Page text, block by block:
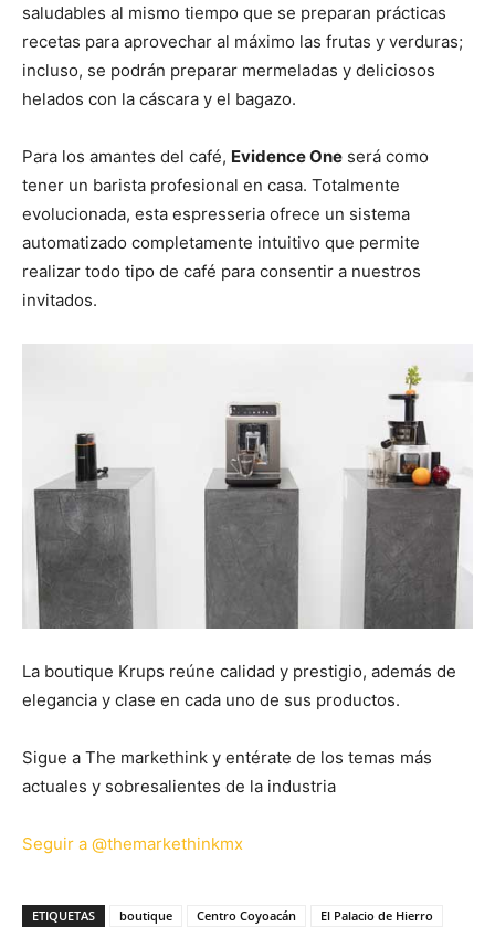
saludables al mismo tiempo que se preparan prácticas
recetas para aprovechar al máximo las frutas y verduras;
incluso, se podrán preparar mermeladas y deliciosos
helados con la cáscara y el bagazo.
Para los amantes del café, Evidence One será como
tener un barista profesional en casa. Totalmente
evolucionada, esta espresseria ofrece un sistema
automatizado completamente intuitivo que permite
realizar todo tipo de café para consentir a nuestros
invitados.
La boutique Krups reúne calidad y prestigio, además de
elegancia y clase en cada uno de sus productos.
Sigue a The markethink y entérate de los temas más
actuales y sobresalientes de la industria
Seguir a @themarkethinkmx
ETIQUETAS boutique Centro Coyoacán El Palacio de Hierro